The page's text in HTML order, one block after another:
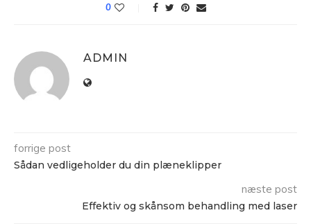
0
ADMIN
forrige post
Sådan vedligeholder du din plæneklipper
næste post
Effektiv og skånsom behandling med laser